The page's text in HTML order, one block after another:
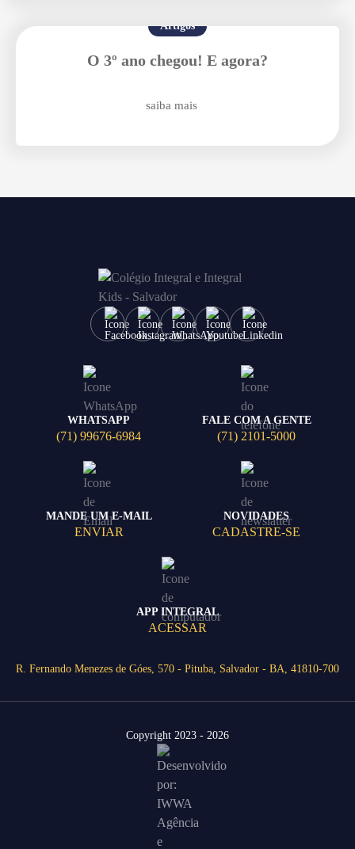
Artigos
O 3º ano chegou! E agora?
saiba mais
WHATSAPP
(71) 99676-6984
FALE COM A GENTE
(71) 2101-5000
MANDE UM E-MAIL
ENVIAR
NOVIDADES
CADASTRE-SE
APP INTEGRAL
ACESSAR
R. Fernando Menezes de Góes, 570 - Pituba, Salvador - BA, 41810-700
Copyright 2023 - 2026